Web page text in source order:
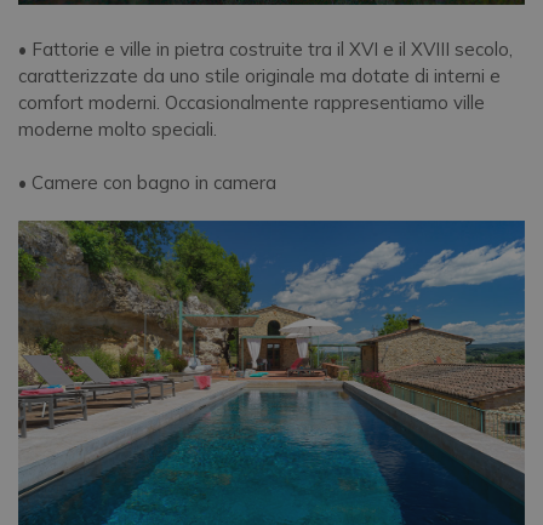
• Fattorie e ville in pietra costruite tra il XVI e il XVIII secolo,
caratterizzate da uno stile originale ma dotate di interni e
comfort moderni. Occasionalmente rappresentiamo ville
moderne molto speciali.
• Camere con bagno in camera